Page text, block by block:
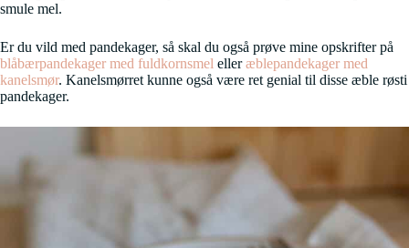
smule mel.
Er du vild med pandekager, så skal du også prøve mine opskrifter på
blåbærpandekager med fuldkornsmel elleræblepandekager med
kanelsmør. Kanelsmørret kunne også være ret genial til disse æble røsti
pandekager.